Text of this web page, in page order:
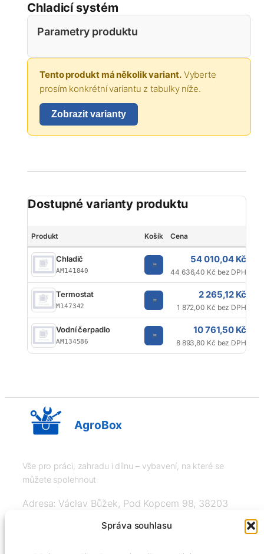
Správa souhlasu
Chladicí systém
Parametry produktu
Tento produkt má několik variant.Vyberte
prosím konkrétní variantu z tabulky níže.
Zobrazit varianty
Dostupné varianty produktu
Produkt Košík Cena
Chladič
AM141840
54 010,04 Kč
44 636,40 Kč bez DPH
Termostat
M147342
2 265,12 Kč
1 872,00 Kč bez DPH
Vodní čerpadlo
AM134586
10 761,50 Kč
8 893,80 Kč bez DPH
AgroBox
Vše pro práci, zahradu i dílnu – vybavení, na které se
můžete spolehnout
Adresa: Václav Bůžek, Pod Kopcem 98, 38203